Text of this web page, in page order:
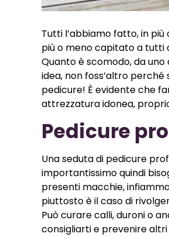
Tutti l’abbiamo fatto, in
più o meno capitato a tutti
Quanto è scomodo, da
idea, non foss’altro
pedicure! È evidente che
attrezzatura idonea,
Pedicure
Una seduta di pedicure
importantissimo quindi
presenti macchie,
piuttosto è il caso di
Può curare calli, duroni o
consigliarti e prevenire